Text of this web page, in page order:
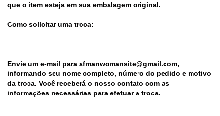
que o item esteja em sua embalagem original.
Como solicitar uma troca:
Envie um e-mail para afmanwomansite@gmail.com,
informando seu nome completo, número do pedido e motivo
da troca. Você receberá o nosso contato com as
informações necessárias para efetuar a troca.